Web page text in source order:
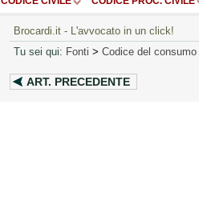
Brocardi.it - L'avvocato in un click!
Tu sei qui: Fonti > Codice del consumo
ART. PRECEDENTE